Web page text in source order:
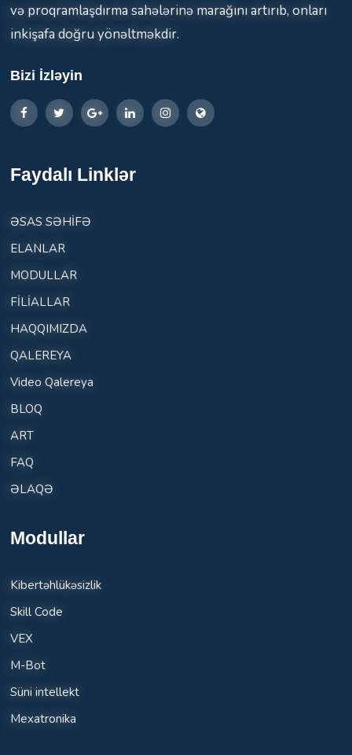
və proqramlaşdırma sahələrinə marağını artırıb, onları
inkişafa doğru yönəltməkdir.
Bizi İzləyin
Faydalı Linklər
ƏSAS SƏHİFƏ
ELANLAR
MODULLAR
FİLİALLAR
HAQQIMIZDA
QALEREYA
Video Qalereya
BLOQ
ART
FAQ
ƏLAQƏ
Modullar
Kibertəhlükəsizlik
Skill Code
VEX
M-Bot
Süni intellekt
Mexatronika